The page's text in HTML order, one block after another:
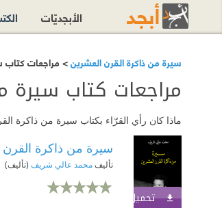
سيرة من ذاكرة القرن العشرين> مراجعات كتاب
مراجعات كتاب سيرة
ماذا كان رأي القرّاء بكتاب سيرة من ذاكرة
تحميل الكتاب اشترك الآن
سيرة من ذاكرة
تأليفمحمد عالي شريف (تأليف)
الأبجديّات